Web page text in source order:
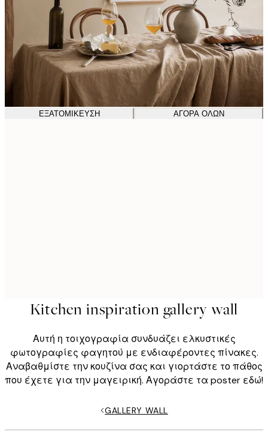
ΕΞΑΤΟΜΊΚΕΥΣΗ ΑΓΟΡΆ ΌΛΩΝ
Kitchen inspiration gallery wall
Αυτή η τοιχογραφία συνδυάζει ελκυστικές
φωτογραφίες φαγητού με ενδιαφέροντες πίνακες.
Αναβαθμίστε την κουζίνα σας και γιορτάστε το πάθος
που έχετε για την μαγειρική. Αγοράστε τα poster εδώ!
GALLERY WALL